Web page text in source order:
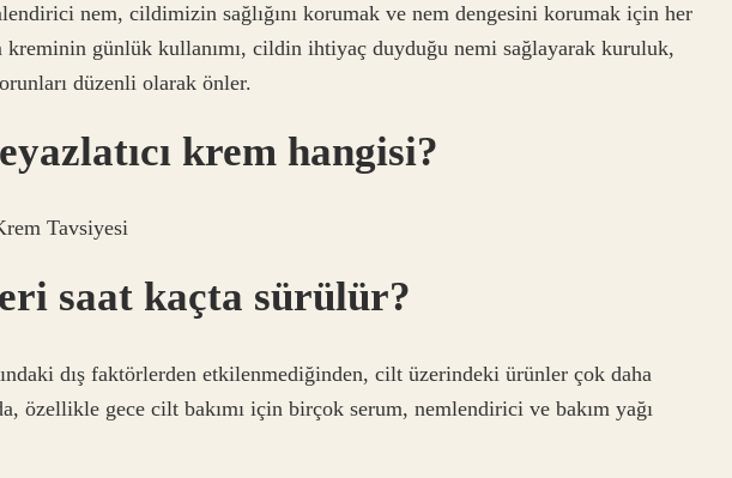
nem, cildimizin sağlığını korumak ve nem dengesini korumak için her
günlük kullanımı, cildin ihtiyaç duyduğu nemi sağlayarak kuruluk,
düzenli olarak önler.
krem hangisi?
Tavsiyesi
saat kaçta sürülür?
dış faktörlerden etkilenmediğinden, cilt üzerindeki ürünler çok daha
özellikle gece cilt bakımı için birçok serum, nemlendirici ve bakım yağı